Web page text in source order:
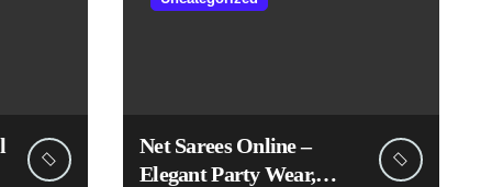
Net Sarees Online –
Elegant Party Wear,